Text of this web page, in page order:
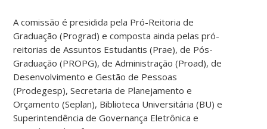
A comissão é presidida pela Pró-Reitoria de
Graduação (Prograd) e composta ainda pelas pró-
reitorias de Assuntos Estudantis (Prae), de Pós-
Graduação (PROPG), de Administração (Proad), de
Desenvolvimento e Gestão de Pessoas
(Prodegesp), Secretaria de Planejamento e
Orçamento (Seplan), Biblioteca Universitária (BU) e
Superintendência de Governança Eletrônica e